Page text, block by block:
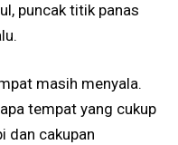
puncak titik panas
masih menyala.
tempat yang cukup
dan cakupan